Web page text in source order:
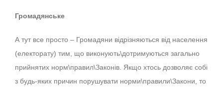
Громадянське
А тут все просто – Громадяни відрізняються від населення
(електорату) тим, що виконують\дотримуються загально
прийнятих норм\правил\Законів. Якщо хтось дозволяє собі
з будь-яких причин порушувати норми\правили\Закони, то